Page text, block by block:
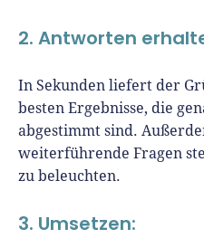
2. Antworten
In Sekunden liefert der
besten Ergebnisse, die
abgestimmt sind.
weiterführende Fragen
zu beleuchten.
3. Umsetzen: